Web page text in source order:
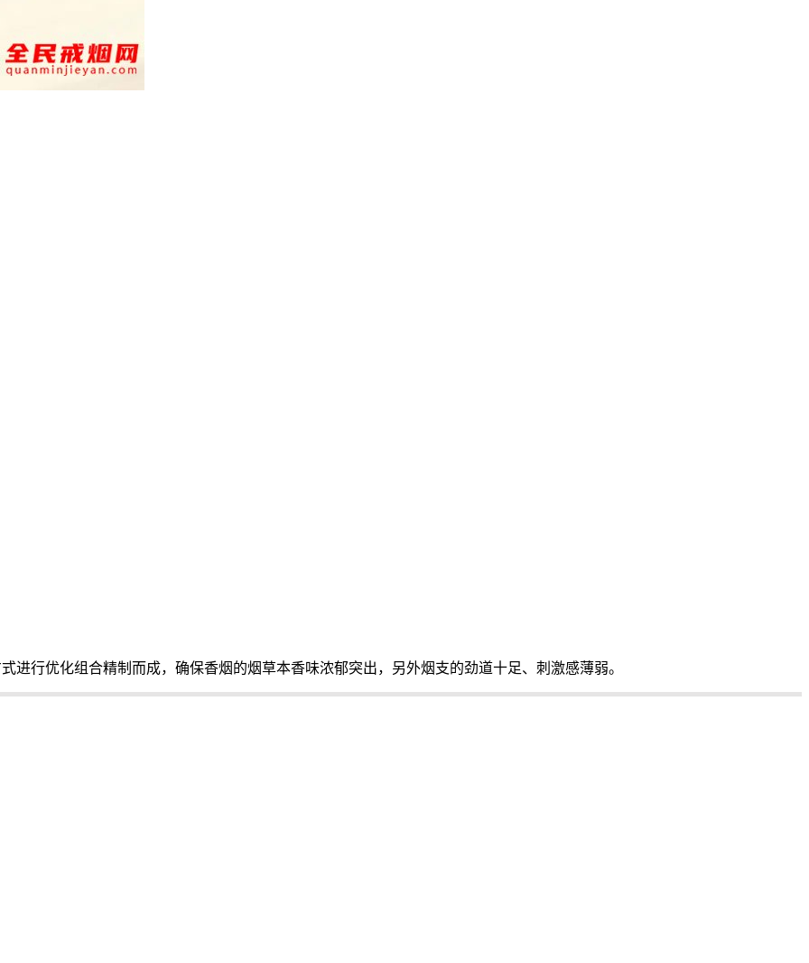
进行优化组合精制而成，确保香烟的烟草本香味浓郁突出，另外烟支的劲道十足、刺激感薄弱。